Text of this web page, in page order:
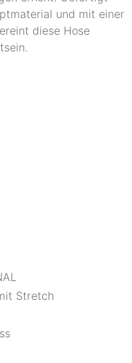
und mit einer
diese Hose
Stretch